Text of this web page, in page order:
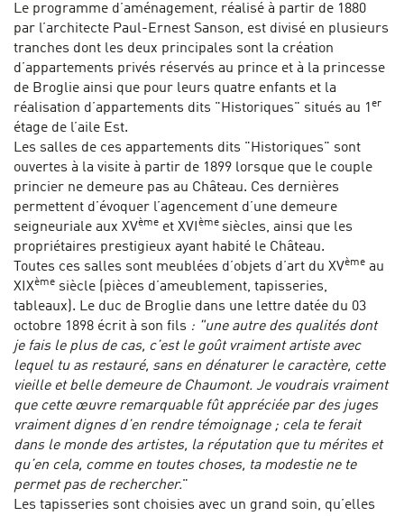
Le programme d’aménagement, réalisé à partir de 1880
par l’architecte Paul-Ernest Sanson, est divisé en plusieurs
tranches dont les deux principales sont la création
d’appartements privés réservés au prince et à la princesse
de Broglie ainsi que pour leurs quatre enfants et la
réalisation d’appartements dits "Historiques" situés au 1 er
étage de l’aile Est.
Les salles de ces appartements dits "Historiques" sont
ouvertes à la visite à partir de 1899 lorsque que le couple
princier ne demeure pas au Château. Ces dernières
permettent d’évoquer l’agencement d’une demeure
seigneuriale aux XVème et XVI ème siècles, ainsi que les
propriétaires prestigieux ayant habité le Château.
Toutes ces salles sont meublées d’objets d’art du XVème au
XIXème siècle (pièces d’ameublement, tapisseries,
tableaux). Le duc de Broglie dans une lettre datée du 03
octobre 1898 écrit à son fils : "une autre des qualités dont
je fais le plus de cas, c’est le goût vraiment artiste avec
lequel tu as restauré, sans en dénaturer le caractère, cette
vieille et belle demeure de Chaumont. Je voudrais vraiment
que cette œuvre remarquable fût appréciée par des juges
vraiment dignes d’en rendre témoignage ; cela te ferait
dans le monde des artistes, la réputation que tu mérites et
qu’en cela, comme en toutes choses, ta modestie ne te
permet pas de rechercher."
Les tapisseries sont choisies avec un grand soin, qu’elles